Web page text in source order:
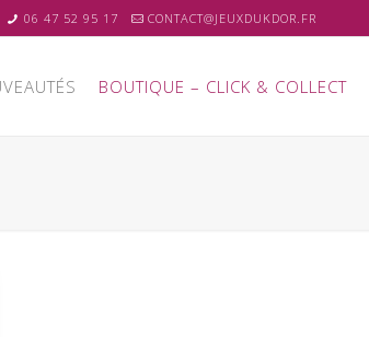
06 47 52 95 17 CONTACT@JEUXDUKDOR.FR
BOUTIQUE – CLICK & COLLECT